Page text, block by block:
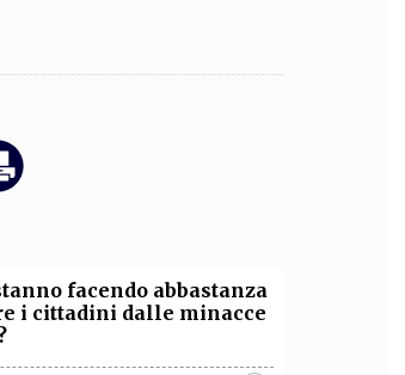
facendo abbastanza
i cittadini dalle minacce